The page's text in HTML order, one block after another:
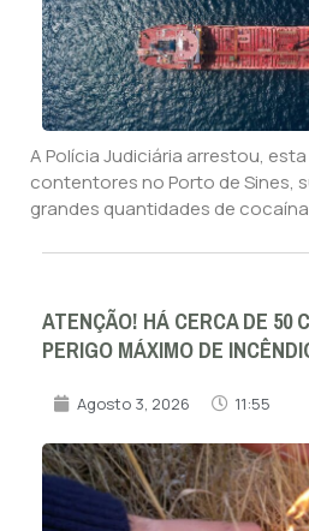
A Polícia Judiciária arrestou,
contentores no Porto de Sines,
grandes quantidades de
ATENÇÃO! HÁ CERCA DE 50
PERIGO MÁXIMO DE
Agosto 3, 2026 11:55